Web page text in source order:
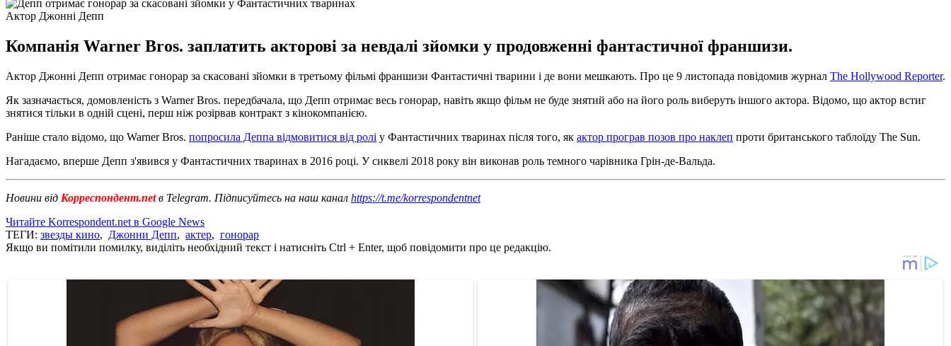
Актор Джонні Депп
Компанія Warner Bros. заплатить акторові за невдалі зйомки у продовженні фантастичної франшизи.
Актор Джонні Депп отримає гонорар за скасовані зйомки в третьому фільмі франшизи Фантастичні тварини і де вони мешкають. Про це 9 листопада повідомив журнал The Hollywood Reporter.
Як зазначається, домовленість з Warner Bros. передбачала, що Депп отримає весь гонорар, навіть якщо фільм не буде знятий або на його роль виберуть іншого актора. Відомо, що актор встиг
знятися тільки в одній сцені, перш ніж розірвав контракт з кінокомпанією.
Раніше стало відомо, що Warner Bros. попросила Деппа відмовитися від ролі у Фантастичних тваринах після того, як актор програв позов про наклеп проти британського таблоїду The Sun.
Нагадаємо, вперше Депп з'явився у Фантастичних тваринах в 2016 році. У сиквелі 2018 року він виконав роль темного чарівника Грін-де-Вальда.
Новини від Корреспондент.netв Telegram. Підписуйтесь на наш канал https://t.me/korrespondentnet
Читайте Korrespondent.net в Google News
ТЕГИ: звезды кино, Джонни Депп, актер, гонорар
Якщо ви помітили помилку, виділіть необхідний текст і натисніть Ctrl + Enter, щоб повідомити про це редакцію.